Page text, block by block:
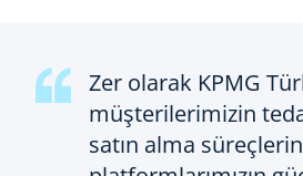
Zer olarak KPMG
müşterilerimizin
satın alma